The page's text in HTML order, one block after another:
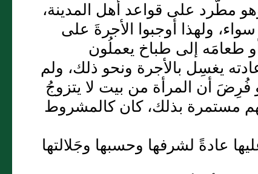
مطَّرد على قواعد أهل المدينة،
ولهذا أوجبوا الأجرةَ على
طعامَه إلى طباخ يعملُون
يغسِل بالأجرة ونحو ذلك، ولم
فُرِضَ أن المرأة من بيت لا يتزوجُ
مستمرة بذلك، كان كالمشروط
عادةً لشرفها وحسبها وجَلالتها